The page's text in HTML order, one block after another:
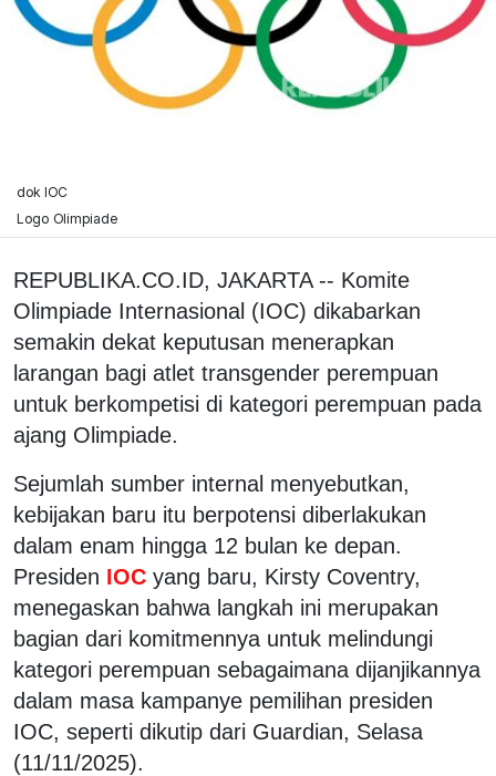
dok IOC
Logo Olimpiade
REPUBLIKA.CO.ID, JAKARTA -- Komite
Olimpiade Internasional (IOC) dikabarkan
semakin dekat keputusan menerapkan
larangan bagi atlet transgender perempuan
untuk berkompetisi di kategori perempuan pada
ajang Olimpiade.
Sejumlah sumber internal menyebutkan,
kebijakan baru itu berpotensi diberlakukan
dalam enam hingga 12 bulan ke depan.
Presiden IOC yang baru, Kirsty Coventry,
menegaskan bahwa langkah ini merupakan
bagian dari komitmennya untuk melindungi
kategori perempuan sebagaimana dijanjikannya
dalam masa kampanye pemilihan presiden
IOC, seperti dikutip dari Guardian, Selasa
(11/11/2025).